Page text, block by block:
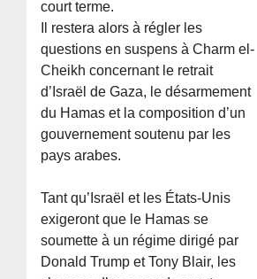
court terme.
Il restera alors à régler les
questions en suspens à Charm el-
Cheikh concernant le retrait
d’Israël de Gaza, le désarmement
du Hamas et la composition d’un
gouvernement soutenu par les
pays arabes.
Tant qu’Israël et les États-Unis
exigeront que le Hamas se
soumette à un régime dirigé par
Donald Trump et Tony Blair, les